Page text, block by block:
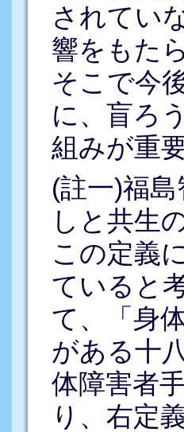
されてい
響をもた
そこで今
に、盲ろ
組みが重
(註一)福
しと共生
この定義
ていると
て、「身
がある十
体障害者
り、右定